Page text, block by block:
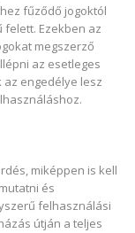
fűződő jogoktól
felett. Ezekben az
megszerző
az esetleges
engedélye lesz
miképpen is kell
és
felhasználási
útján a teljes